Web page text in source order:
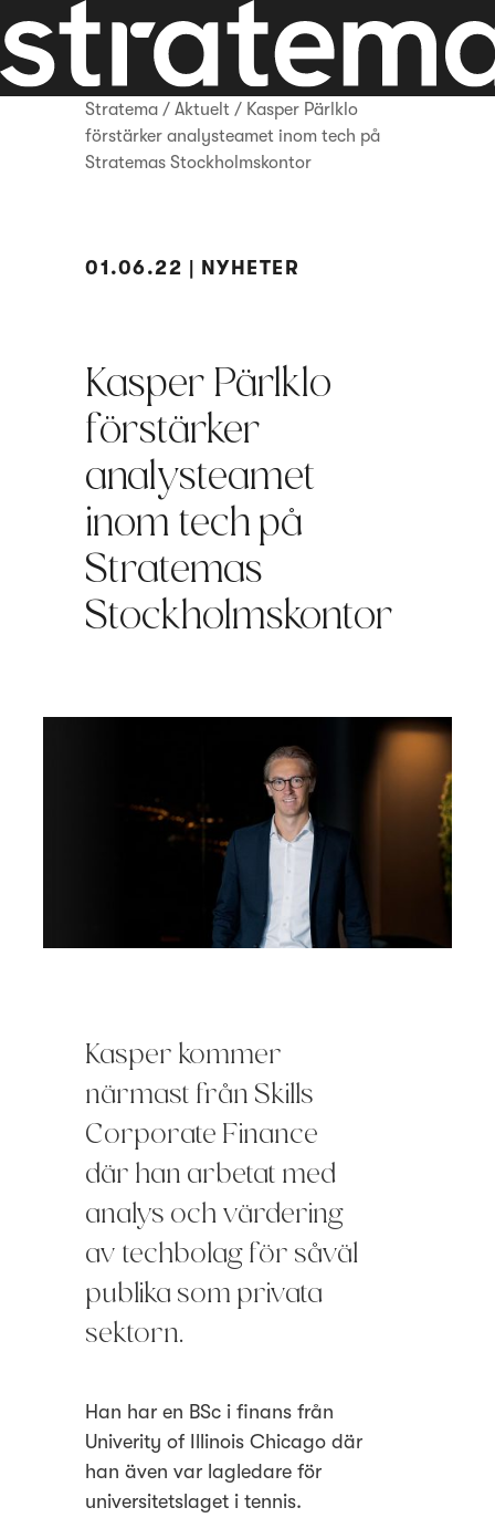
Stratema /Aktuelt / Kasper Pärlklo
förstärker analysteamet inom tech på
Stratemas Stockholmskontor
01.06.22 | NYHETER
Kasper Pärlklo
förstärker
analysteamet
inom tech på
Stratemas
Stockholmskontor
Kasper kommer
närmast från Skills
Corporate Finance
där han arbetat med
analys och värdering
av techbolag för såväl
publika som privata
sektorn.
Han har en BSc i finans från
Univerity of Illinois Chicago där
han även var lagledare för
universitetslaget i tennis.